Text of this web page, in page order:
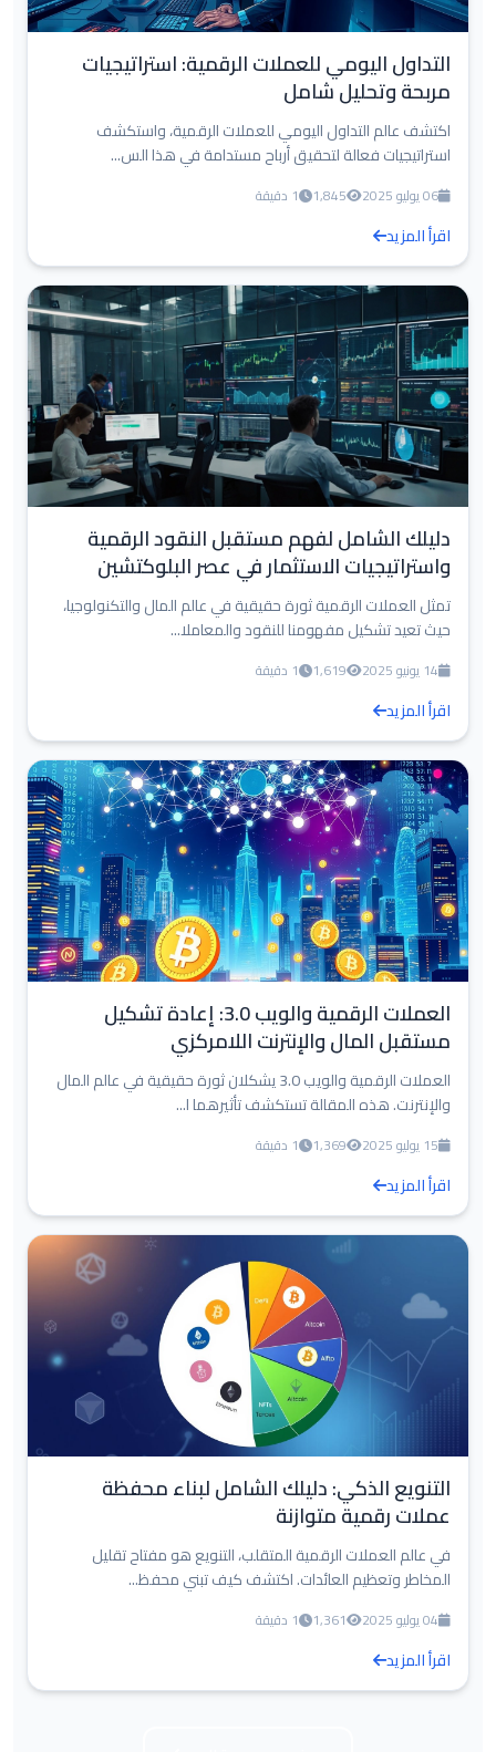
التداول اليومي للعملات الرقمية: استراتيجيات
مربحة وتحليل شامل
اكتشف عالم التداول اليومي للعملات الرقمية، واستكشف
استراتيجيات فعالة لتحقيق أرباح مستدامة في هذا الس...
06 يوليو 2025 1,845 1 دقيقة
اقرأ المزيد
دليلك الشامل لفهم مستقبل النقود الرقمية
واستراتيجيات الاستثمار في عصر البلوكتشين
تمثل العملات الرقمية ثورة حقيقية في عالم المال والتكنولوجيا،
حيث تعيد تشكيل مفهومنا للنقود والمعاملا...
14 يونيو 2025 1,619 1 دقيقة
اقرأ المزيد
العملات الرقمية والويب 3.0: إعادة تشكيل
مستقبل المال والإنترنت اللامركزي
العملات الرقمية والويب 3.0 يشكلان ثورة حقيقية في عالم المال
والإنترنت. هذه المقالة تستكشف تأثيرهما ا...
15 يوليو 2025 1,369 1 دقيقة
اقرأ المزيد
التنويع الذكي: دليلك الشامل لبناء محفظة
عملات رقمية متوازنة
في عالم العملات الرقمية المتقلب، التنويع هو مفتاح تقليل
المخاطر وتعظيم العائدات. اكتشف كيف تبني محفظ...
04 يوليو 2025 1,361 1 دقيقة
اقرأ المزيد